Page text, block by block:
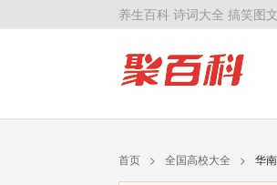
养生百科 诗词大全 搞笑图文
首页 > 全国高校大全 > 华